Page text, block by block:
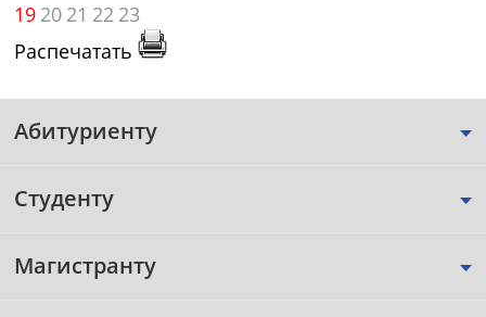
19 20 21 22 23
Распечатать
Абитуриенту
Студенту
Магистранту